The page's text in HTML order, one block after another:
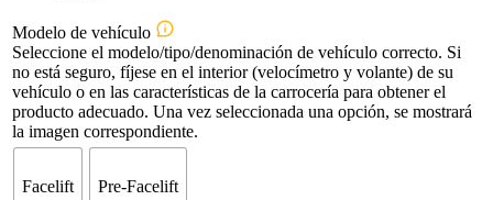
Modelo de vehículo
Seleccione el modelo/tipo/denominación de vehículo correcto. Si
no está seguro, fíjese en el interior (velocímetro y volante) de su
vehículo o en las características de la carrocería para obtener el
producto adecuado. Una vez seleccionada una opción, se mostrará
la imagen correspondiente.
Facelift Pre-Facelift